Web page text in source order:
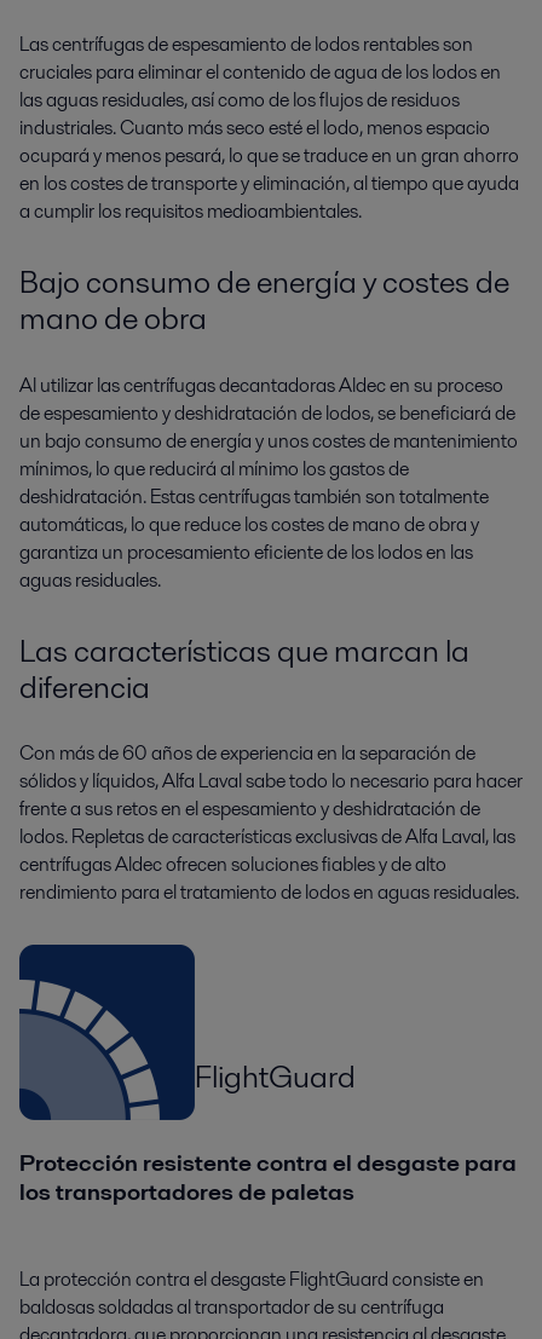
Las centrífugas de espesamiento de lodos rentables son
cruciales para eliminar el contenido de agua de los lodos en
las aguas residuales, así como de los flujos de residuos
industriales. Cuanto más seco esté el lodo, menos espacio
ocupará y menos pesará, lo que se traduce en un gran ahorro
en los costes de transporte y eliminación, al tiempo que ayuda
a cumplir los requisitos medioambientales.
Bajo consumo de energía y costes de
mano de obra
Al utilizar las centrífugas decantadoras Aldec en su proceso
de espesamiento y deshidratación de lodos, se beneficiará de
un bajo consumo de energía y unos costes de mantenimiento
mínimos, lo que reducirá al mínimo los gastos de
deshidratación. Estas centrífugas también son totalmente
automáticas, lo que reduce los costes de mano de obra y
garantiza un procesamiento eficiente de los lodos en las
aguas residuales.
Las características que marcan la
diferencia
Con más de 60 años de experiencia en la separación de
sólidos y líquidos, Alfa Laval sabe todo lo necesario para hacer
frente a sus retos en el espesamiento y deshidratación de
lodos. Repletas de características exclusivas de Alfa Laval, las
centrífugas Aldec ofrecen soluciones fiables y de alto
rendimiento para el tratamiento de lodos en aguas residuales.
FlightGuard
Protección resistente contra el desgaste para
los transportadores de paletas
La protección contra el desgaste FlightGuard consiste en
baldosas soldadas al transportador de su centrífuga